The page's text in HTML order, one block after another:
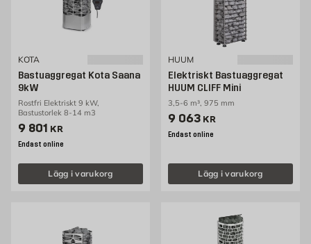
KOTA
Bastuaggregat Kota Saana
9kW
Rostfri Elektriskt 9 kW,
Bastustorlek 8-14 m3
Pris 9801 kr
9 801 KR
Endast online
Lägg i varukorg
HUUM
Elektriskt Bastuaggregat
HUUM CLIFF Mini
3,5-6 m³, 975 mm
Pris 9063 kr
9 063 KR
Endast online
Lägg i varukorg